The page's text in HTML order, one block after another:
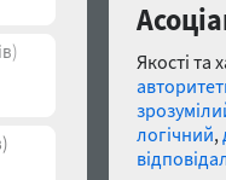
Якості та
логічний,